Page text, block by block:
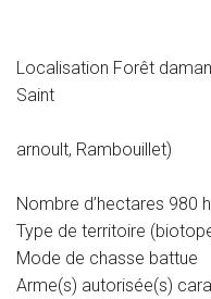
Localisation Forêt
Saint
arnoult, Rambouillet)
Nombre d’hectares 980
Type de territoire
Mode de chasse battue
Arme(s) autorisée(s)